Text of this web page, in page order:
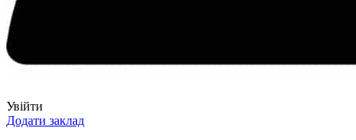
Увійти
Додати заклад